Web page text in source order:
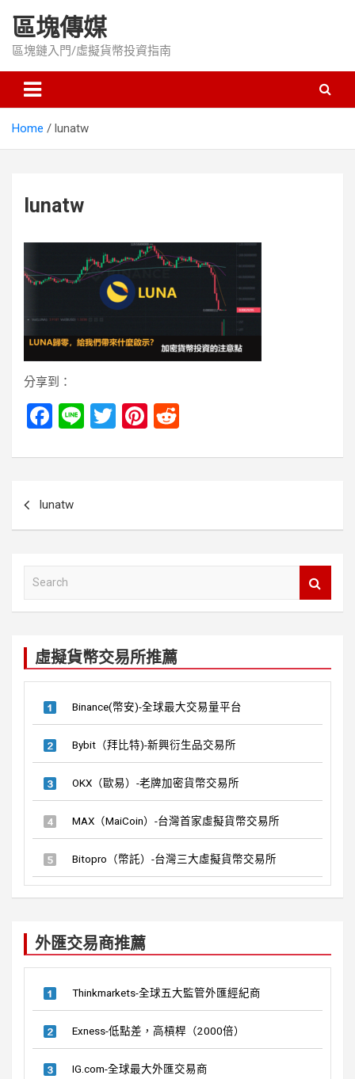
content
區塊傳媒
區塊鏈入門/虛擬貨幣投資指南
Home lunatw
lunatw
分享到：
F
ce
o
Li
e
T
tt
Pi
er d
lunatw
虛擬貨幣交易所推薦
Binance(幣安)-全球最大交易量平台
Bybit（拜比特)-新興衍生品交易所
OKX（歐易）-老牌加密貨幣交易所
MAX（MaiCoin）-台灣首家虛擬貨幣交易所
Bitopro（幣託）-台灣三大虛擬貨幣交易所
外匯交易商推薦
Thinkmarkets-全球五大監管外匯經紀商
Exness-低點差，高槓桿（2000倍）
IG.com-全球最大外匯交易商